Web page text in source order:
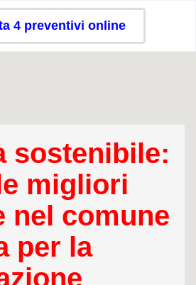
4 preventivi online
sostenibile:
migliori
nel comune
per la